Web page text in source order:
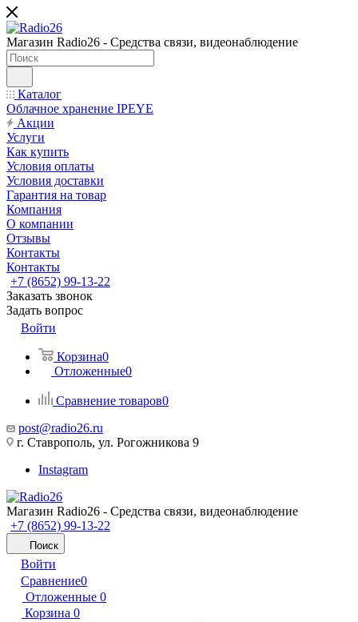
Магазин Radio26 - Средства связи, видеонаблюдение
Каталог
Облачное хранение IPEYE
Акции
Услуги
Как купить
Условия оплаты
Условия доставки
Гарантия на товар
Компания
О компании
Отзывы
Контакты
Контакты
+7 (8652) 99-13-22
Заказать звонок
Задать вопрос
Войти
Корзина0
Отложенные0
Сравнение товаров0
post@radio26.ru
г. Ставрополь, ул. Рогожникова 9
Instagram
Магазин Radio26 - Средства связи, видеонаблюдение
+7 (8652) 99-13-22
Поиск
Войти
Сравнение0
Отложенные 0
Корзина 0